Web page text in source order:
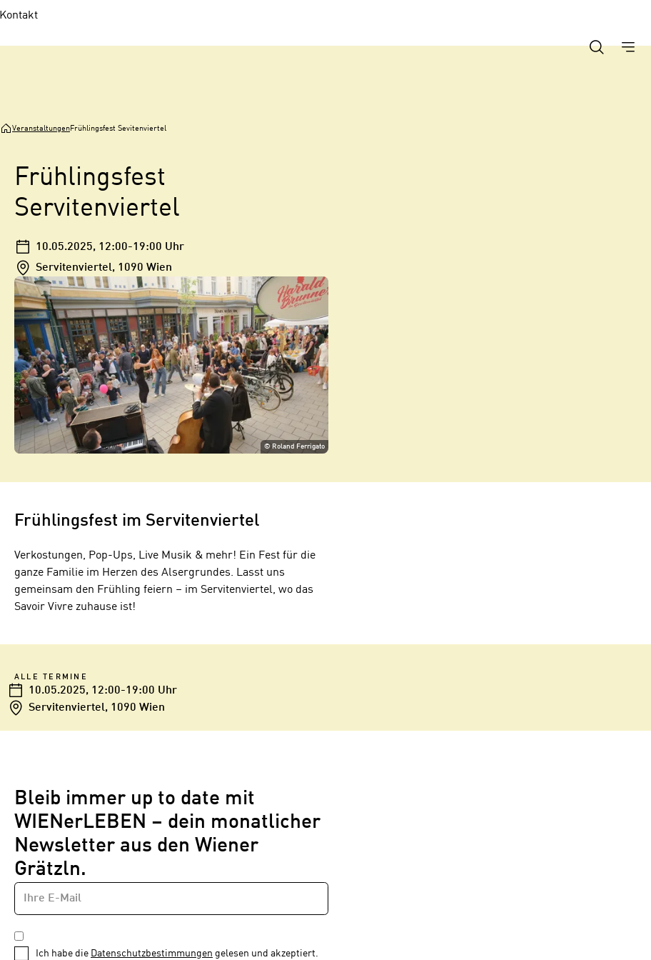
Kontakt
VeranstaltungenFrühlingsfest Sevitenviertel
Frühlingsfest
Servitenviertel
10.05.2025, 12:00-19:00 Uhr
Servitenviertel, 1090 Wien
© Roland Ferrigato
Frühlingsfest im Servitenviertel
Verkostungen, Pop-Ups, Live Musik & mehr! Ein Fest für die
ganze Familie im Herzen des Alsergrundes. Lasst uns
gemeinsam den Frühling feiern – im Servitenviertel, wo das
Savoir Vivre zuhause ist!
ALLE TERMINE
10.05.2025, 12:00-19:00 Uhr
Servitenviertel, 1090 Wien
Bleib immer up to date mit
WIENerLEBEN – dein monatlicher
Newsletter aus den Wiener
Grätzln.
Newsletter
1
E-
MAIL-
ADRESSE
DATENSCHUTZBESTIMMUNGEN
*
Ich habe die Datenschutzbestimmungen gelesen und akzeptiert.